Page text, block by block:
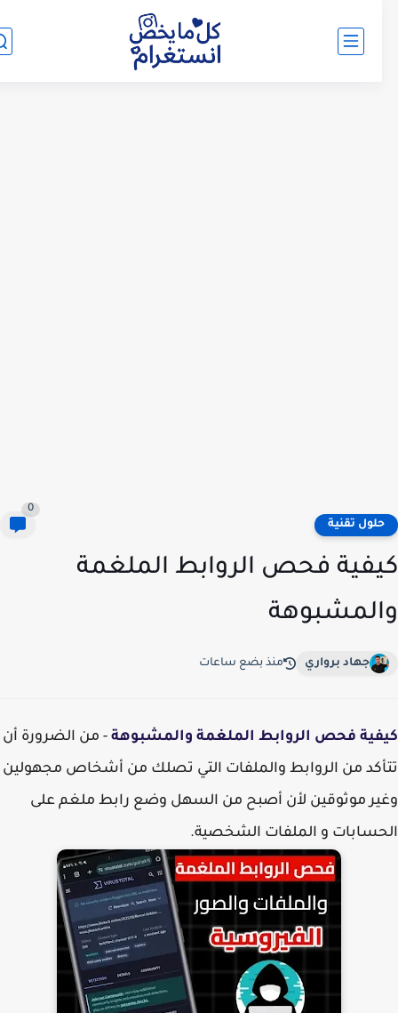
تقنية
فحص الروابط الملغمة
جهاد برواري منذ بضع ساعات
فحص الروابط الملغمة والمشبوهة- من الضرورة أن
من الروابط والملفات التي تصلك من أشخاص مجهولين
موثوقين لأن أصبح من السهل وضع رابط ملغم على
و الملفات الشخصية.